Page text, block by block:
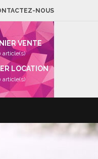
NOUS
VENTE
article(s)
LOCATION
article(s)